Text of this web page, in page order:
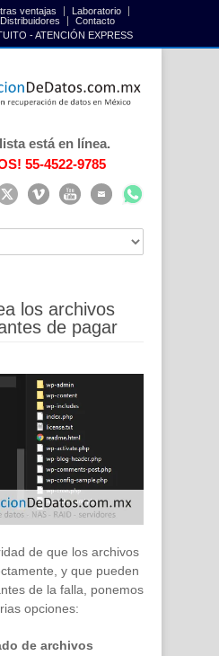
ventajas
Laboratorio
Distribuidores
Contacto
- ATENCIÓN EXPRESS
está en línea.
55-4522-9785
los archivos
de pagar
de que los archivos
y que pueden
de la falla, ponemos
opciones:
de archivos